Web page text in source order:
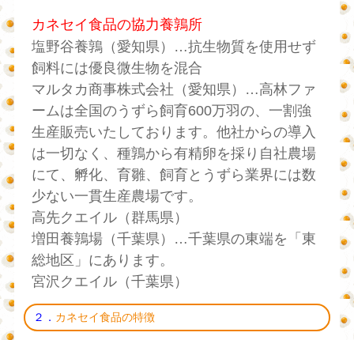
カネセイ食品の協力養鶉所
塩野谷養鶉（愛知県）…抗生物質を使用せず
飼料には優良微生物を混合
マルタカ商事株式会社（愛知県）…高林ファ
ームは全国のうずら飼育600万羽の、一割強
生産販売いたしております。他社からの導入
は一切なく、種鶉から有精卵を採り自社農場
にて、孵化、育雛、飼育とうずら業界には数
少ない一貫生産農場です。
高先クエイル（群馬県）
増田養鶉場（千葉県）…千葉県の東端を「東
総地区」にあります。
宮沢クエイル（千葉県）
２． カネセイ食品の特徴